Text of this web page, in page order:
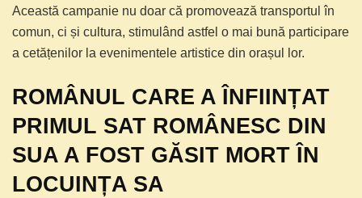
Această campanie nu doar că promovează transportul în
comun, ci și cultura, stimulând astfel o mai bună participare
a cetățenilor la evenimentele artistice din orașul lor.
ROMÂNUL CARE A ÎNFIINȚAT
PRIMUL SAT ROMÂNESC DIN
SUA A FOST GĂSIT MORT ÎN
LOCUINȚA SA